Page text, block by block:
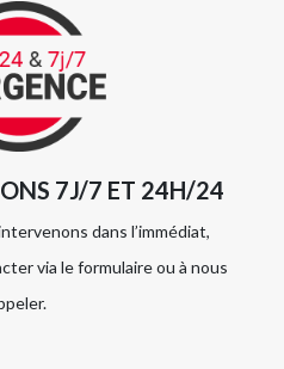
7J/7 ET 24H/24
dans l’immédiat,
via le formulaire ou à nous